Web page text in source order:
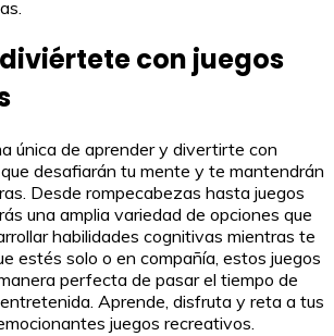
con juegos
única de aprender y divertirte con
desafiarán tu mente y te mantendrán
Desde rompecabezas hasta juegos
una amplia variedad de opciones que
habilidades cognitivas mientras te
estés solo o en compañía, estos juegos
perfecta de pasar el tiempo de
Aprende, disfruta y reta a tus
juegos recreativos.